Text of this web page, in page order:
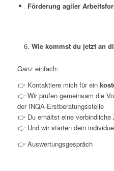
Förderung agiler
Wie kommst du jetzt an
Ganz einfach:
👉 Kontaktiere mich für ein
👉 Wir prüfen gemeinsam die
der INQA-Erstberatungsstelle
👉 Du erhältst eine verbindliche
👉 Und wir starten dein
👉 Auswertungsgespräch